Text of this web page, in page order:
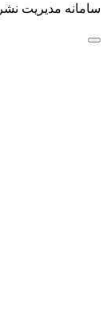
سامانه مدیریت